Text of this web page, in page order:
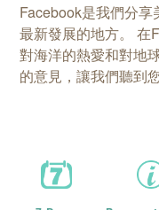
Facebook是我們分
最新發展的地方。 在
對海洋的熱愛和對地
的意見，讓我們聽到